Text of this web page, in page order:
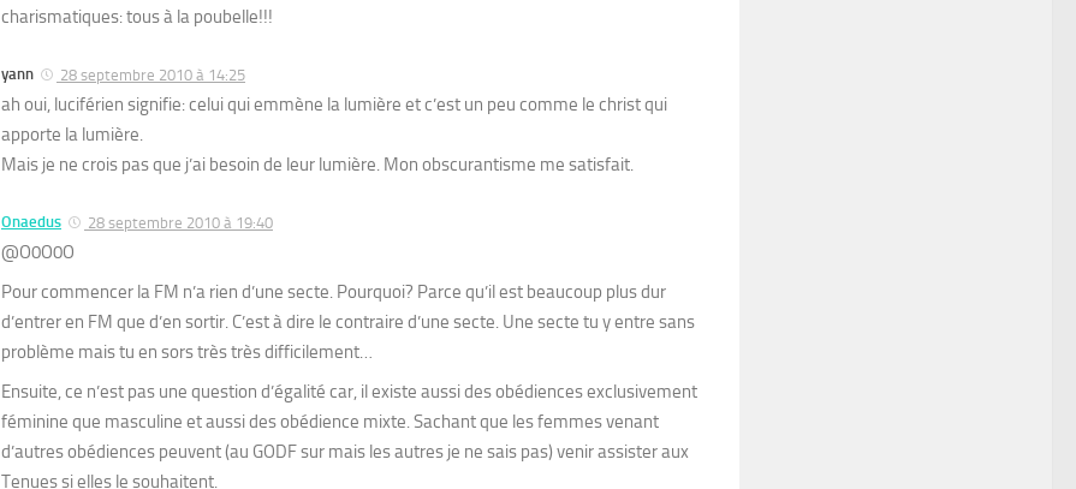
charismatiques: tous à la poubelle!!!
yann 28 septembre 2010 à 14:25
ah oui, luciférien signifie: celui qui emmène la lumière et c’est un peu comme le christ qui
apporte la lumière.
Mais je ne crois pas que j’ai besoin de leur lumière. Mon obscurantisme me satisfait.
Onaedus 28 septembre 2010 à 19:40
@O0O0O
Pour commencer la FM n’a rien d’une secte. Pourquoi? Parce qu’il est beaucoup plus dur
d’entrer en FM que d’en sortir. C’est à dire le contraire d’une secte. Une secte tu y entre sans
problème mais tu en sors très très difficilement…
Ensuite, ce n’est pas une question d’égalité car, il existe aussi des obédiences exclusivement
féminine que masculine et aussi des obédience mixte. Sachant que les femmes venant
d’autres obédiences peuvent (au GODF sur mais les autres je ne sais pas) venir assister aux
Tenues si elles le souhaitent.